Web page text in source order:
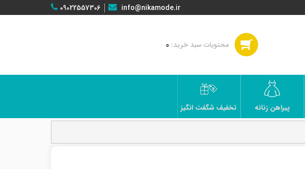
09022557306 info@nikamode.ir
0
پیراهن زنانه تخفیف شگفت انگیز